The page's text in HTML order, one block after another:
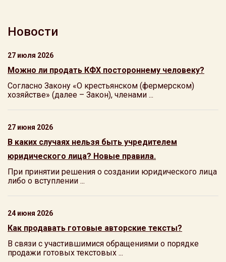
Новости
27 июля 2026
Можно ли продать КФХ постороннему человеку?
Согласно Закону «О крестьянском (фермерском)
хозяйстве» (далее – Закон), членами ...
27 июня 2026
В каких случаях нельзя быть учредителем
юридического лица? Новые правила.
При принятии решения о создании юридического лица
либо о вступлении ...
24 июня 2026
Как продавать готовые авторские тексты?
В связи с участившимися обращениями о порядке
продажи готовых текстовых ...